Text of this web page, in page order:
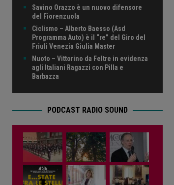
Savino Orazzo è un nuovo difensore
del Fiorenzuola
Ciclismo – Alberto Baesso (Asd
Programma Auto) è il “re” del Giro del
Friuli Venezia Giulia Master
Nuoto – Vittorino da Feltre in evidenza
agli Italiani Ragazzi con Pilla e
Barbazza
PODCAST RADIO SOUND